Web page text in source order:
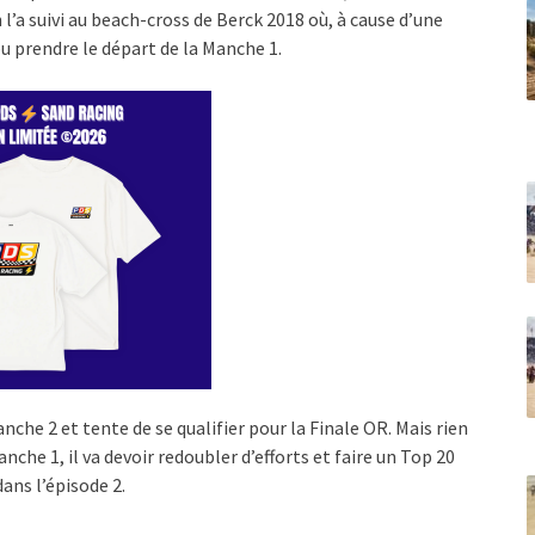
suivi au beach-cross de Berck 2018 où, à cause d’une
prendre le départ de la Manche 1.
2 et tente de se qualifier pour la Finale OR. Mais rien
1, il va devoir redoubler d’efforts et faire un Top 20
l’épisode 2.